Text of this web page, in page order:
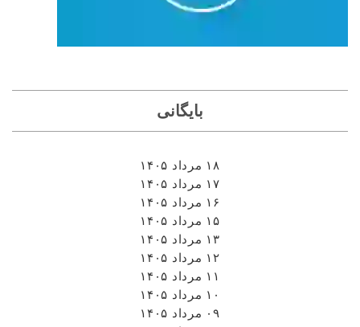
بایگانی
۱۸ مرداد ۱۴۰۵
۱۷ مرداد ۱۴۰۵
۱۶ مرداد ۱۴۰۵
۱۵ مرداد ۱۴۰۵
۱۳ مرداد ۱۴۰۵
۱۲ مرداد ۱۴۰۵
۱۱ مرداد ۱۴۰۵
۱۰ مرداد ۱۴۰۵
۰۹ مرداد ۱۴۰۵